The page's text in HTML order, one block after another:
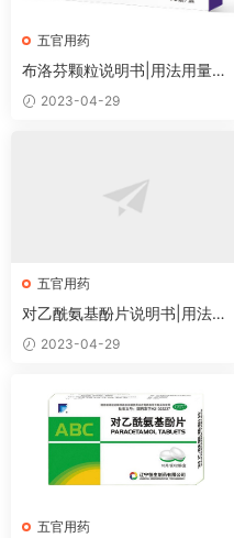
五官用药
布洛芬颗粒说明书|用法用量|
注意事项
2023-04-29
五官用药
对乙酰氨基酚片说明书|用法用
量|注意事项
2023-04-29
五官用药